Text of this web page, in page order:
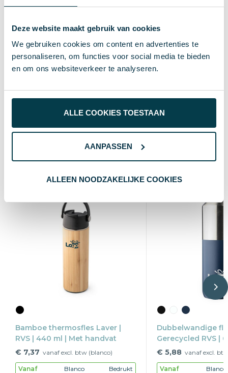
Deze website maakt gebruik van cookies
We gebruiken cookies om content en advertenties te
personaliseren, om functies voor social media te bieden
en om ons websiteverkeer te analyseren.
ALLE COOKIES TOESTAAN
AANPASSEN
ALLEEN NOODZAKELIJKE COOKIES
Maat 440 mL
Gewicht 417 g
Merk hi!dea™
Grootte 0 GB
Artikelnummer 60348
Naturel
Wat anderen bekijken
Bamboe thermosfles Laver |
RVS | 440 ml | Met handvat
€ 7,37 vanaf excl. btw (blanco)
Vanaf
Blanco
Bedrukt
Dubbelwandige
Gerecycled RVS |
draaidop
€ 5,88 vanaf excl.
Vanaf
Blanco